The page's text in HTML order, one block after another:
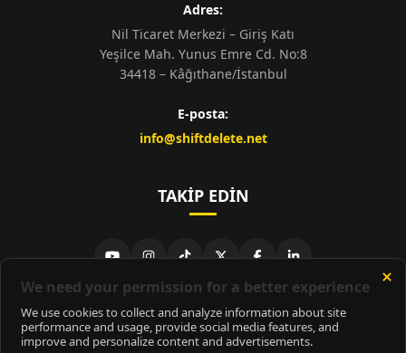
Adres:
Nil Ticaret Merkezi – Giriş Katı
Yeşilce Mah. Yunus Emre Cd. No:8
34418 – Kâğıthane/İstanbul
E-posta:
info@shiftdelete.net
TAKIP EDIN